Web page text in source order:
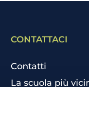
CONTATTACI
Contatti
La scuola più